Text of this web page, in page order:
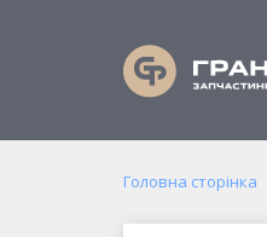
Головна сторінка